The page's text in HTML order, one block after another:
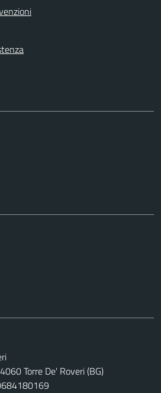
Torre De' Roveri (BG)